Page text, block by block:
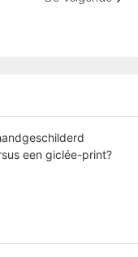
een giclée-print?